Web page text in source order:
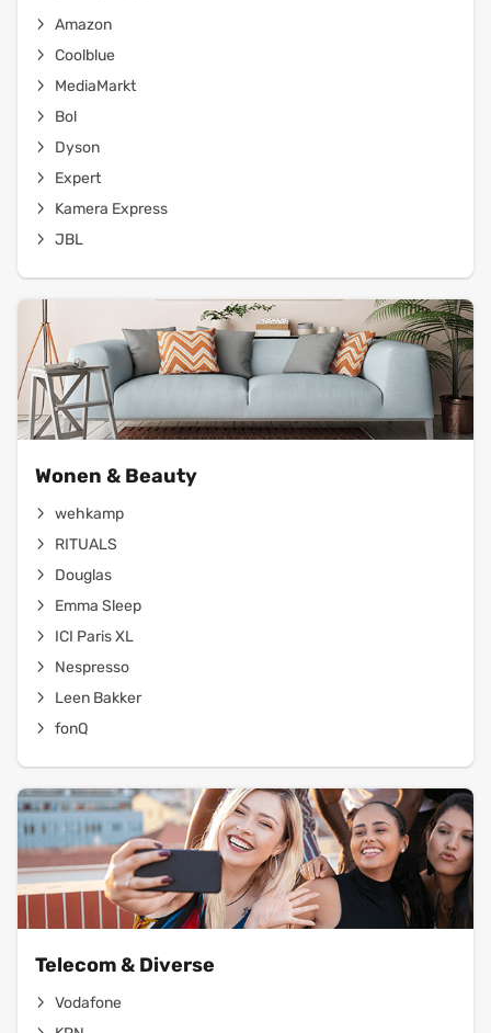
Amazon
Coolblue
MediaMarkt
Bol
Dyson
Expert
Kamera Express
JBL
Wonen & Beauty
wehkamp
RITUALS
Douglas
Emma Sleep
ICI Paris XL
Nespresso
Leen Bakker
fonQ
Telecom & Diverse
Vodafone